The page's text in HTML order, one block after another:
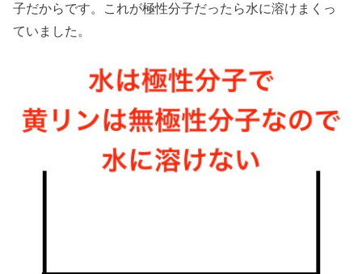
子だからです。これが極性分子だったら水に溶けまくっ
ていました。